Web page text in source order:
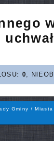
0 ,
Gminy /